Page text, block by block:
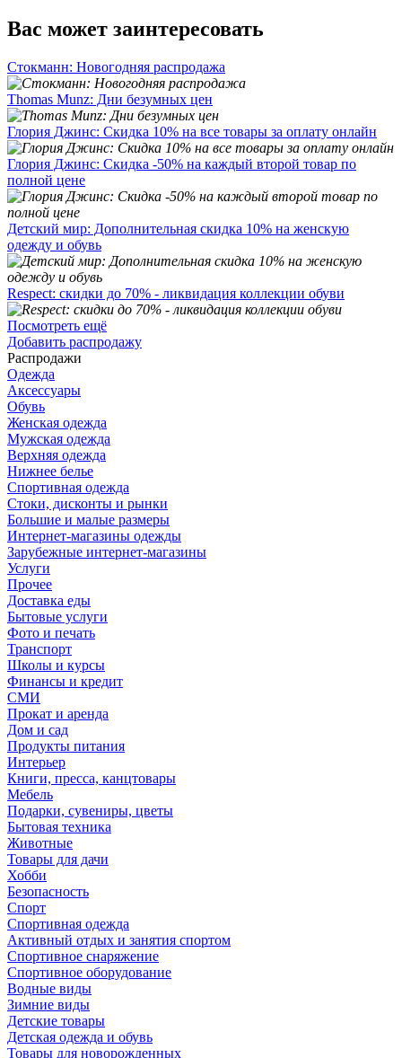
Вас может заинтересовать
Стокманн: Новогодняя распродажа
Thomas Munz: Дни безумных цен
Глория Джинс: Скидка 10% на все товары за оплату онлайн
Глория Джинс: Скидка -50% на каждый второй товар по
полной цене
Детский мир: Дополнительная скидка 10% на женскую
одежду и обувь
Respect: скидки до 70% - ликвидация коллекции обуви
Посмотреть ещё
Добавить распродажу
Распродажи
Одежда
Аксессуары
Обувь
Женская одежда
Мужская одежда
Верхняя одежда
Нижнее белье
Спортивная одежда
Стоки, дисконты и рынки
Большие и малые размеры
Интернет-магазины одежды
Зарубежные интернет-магазины
Услуги
Прочее
Доставка еды
Бытовые услуги
Фото и печать
Транспорт
Школы и курсы
Финансы и кредит
СМИ
Прокат и аренда
Дом и сад
Продукты питания
Интерьер
Книги, пресса, канцтовары
Мебель
Подарки, сувениры, цветы
Бытовая техника
Животные
Товары для дачи
Хобби
Безопасность
Спорт
Спортивная одежда
Активный отдых и занятия спортом
Спортивное снаряжение
Спортивное оборудование
Водные виды
Зимние виды
Детские товары
Детская одежда и обувь
Товары для новорожденных